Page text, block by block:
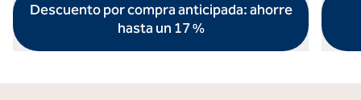
Descuento por compra anticipada: ahorre
hasta un 17 %